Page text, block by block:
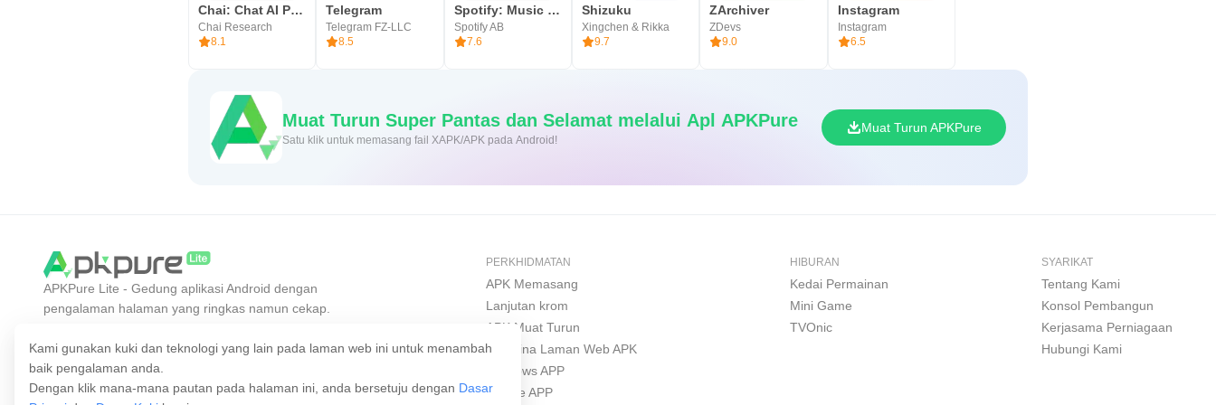
Chai: Chat AI Platform
Chai Research
8.1
Telegram
Telegram FZ-LLC
8.5
Spotify: Music and Podcasts
Spotify AB
7.6
Shizuku
Xingchen & Rikka
9.7
ZArchiver
ZDevs
9.0
Instagram
Instagram
6.5
Muat Turun Super Pantas dan Selamat melalui Apl APKPure
Satu klik untuk memasang fail XAPK/APK pada Android!
Muat Turun APKPure
Kami gunakan kuki dan teknologi yang lain pada laman web ini untuk menambah
baik pengalaman anda.
Dengan klik mana-mana pautan pada halaman ini, anda bersetuju dengan Dasar
APKPure Lite - Gedung aplikasi Android dengan
pengalaman halaman yang ringkas namun cekap.
mudah, pantas dan selamat.
PERKHIDMATAN
APK Memasang
Lanjutan krom
APK Muat Turun
Pembina Laman Web APK
Windows APP
iPhone APP
HIBURAN
Kedai Permainan
Mini Game
TVOnic
SYARIKAT
Tentang Kami
Konsol Pembangun
Kerjasama Perniagaan
Hubungi Kami